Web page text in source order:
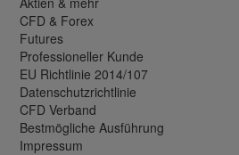
CFD & Forex
Futures
Professioneller Kunde
EU Richtlinie 2014/107
Datenschutzrichtlinie
CFD Verband
Bestmögliche Ausführung
Impressum